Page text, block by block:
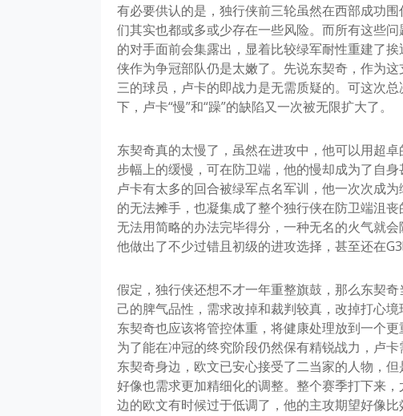
有必要供认的是，独行侠前三轮虽然在西部成功
们其实也都或多或少存在一些风险。而所有这些
的对手面前会集露出，显着比较绿军耐性重建了
侠作为争冠部队仍是太嫩了。先说东契奇，作为
三的球员，卢卡的即战力是无需质疑的。可这次
下，卢卡“慢”和“躁”的缺陷又一次被无限扩大了。
东契奇真的太慢了，虽然在进攻中，他可以用超
步幅上的缓慢，可在防卫端，他的慢却成为了自
卢卡有太多的回合被绿军点名军训，他一次次成
的无法摊手，也凝集成了整个独行侠在防卫端沮
无法用简略的办法完毕得分，一种无名的火气就
他做出了不少过错且初级的进攻选择，甚至还在
假定，独行侠还想不才一年重整旗鼓，那么东契
己的脾气品性，需求改掉和裁判较真，改掉打心
东契奇也应该将管控体重，将健康处理放到一个
为了能在冲冠的终究阶段仍然保有精锐战力，卢
东契奇身边，欧文已安心接受了二当家的人物，
好像也需求更加精细化的调整。整个赛季打下来
边的欧文有时候过于低调了，他的主攻期望好像